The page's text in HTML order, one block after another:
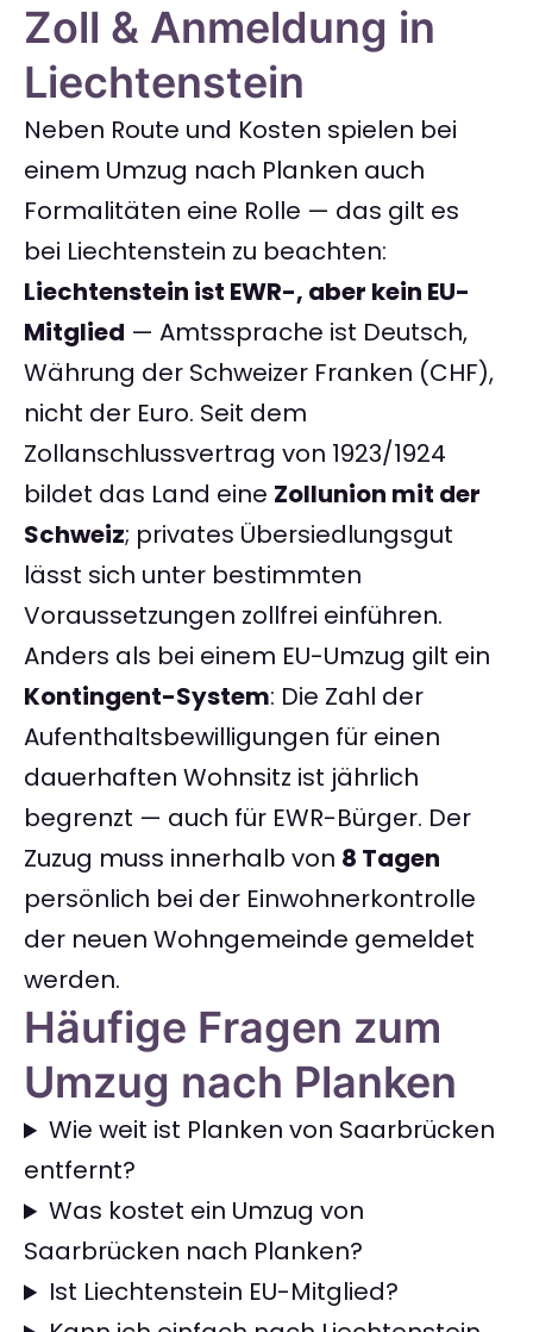
Zoll & Anmeldung in
Liechtenstein
Neben Route und Kosten spielen bei
einem Umzug nach Planken auch
Formalitäten eine Rolle — das gilt es
bei Liechtenstein zu beachten:
Liechtenstein ist EWR-, aber kein EU-
Mitglied — Amtssprache ist Deutsch,
Währung der Schweizer Franken (CHF),
nicht der Euro. Seit dem
Zollanschlussvertrag von 1923/1924
bildet das Land eine Zollunion mit der
Schweiz; privates Übersiedlungsgut
lässt sich unter bestimmten
Voraussetzungen zollfrei einführen.
Anders als bei einem EU-Umzug gilt ein
Kontingent-System: Die Zahl der
Aufenthaltsbewilligungen für einen
dauerhaften Wohnsitz ist jährlich
begrenzt — auch für EWR-Bürger. Der
Zuzug muss innerhalb von 8 Tagen
persönlich bei der Einwohnerkontrolle
der neuen Wohngemeinde gemeldet
werden.
Häufige Fragen zum
Umzug nach Planken
Wie weit ist Planken von Saarbrücken
entfernt?
Was kostet ein Umzug von
Saarbrücken nach Planken?
Ist Liechtenstein EU-Mitglied?